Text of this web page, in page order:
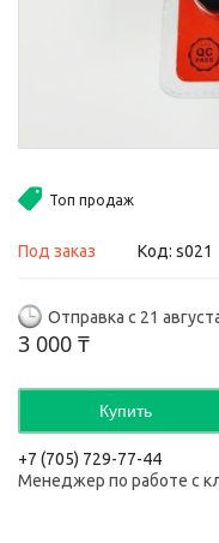
Топ продаж
Под заказ Код: s021
Отправка с 21
3 000 ₸
Купить
+7 (705) 729-77-44
Менеджер по работе с